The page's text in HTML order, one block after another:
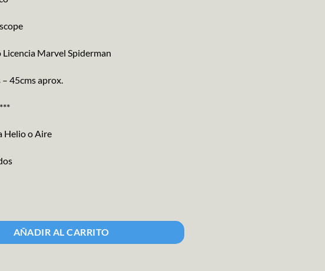
Marvel Spiderman
45cms aprox.
Helio o Aire
18c Spiderman1 cantidad
AÑADIR AL CARRITO